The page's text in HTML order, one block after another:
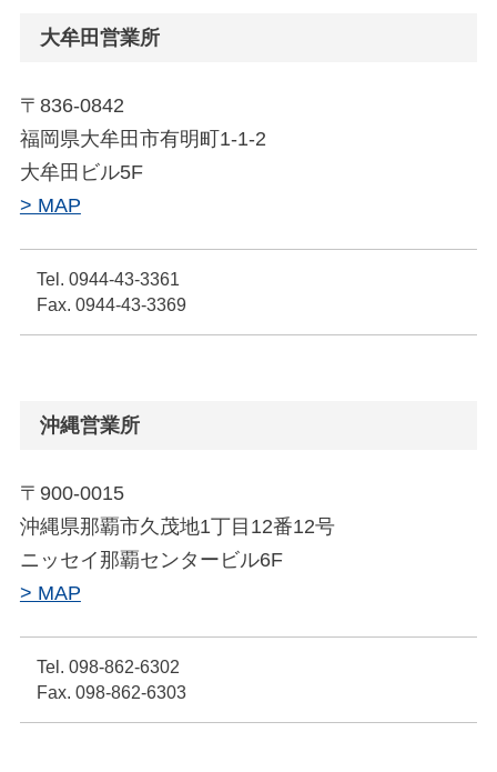
大牟田営業所
〒836-0842
福岡県大牟田市有明町1-1-2
大牟田ビル5F
> MAP
Tel. 0944-43-3361
Fax. 0944-43-3369
沖縄営業所
〒900-0015
沖縄県那覇市久茂地1丁目12番12号
ニッセイ那覇センタービル6F
> MAP
Tel. 098-862-6302
Fax. 098-862-6303